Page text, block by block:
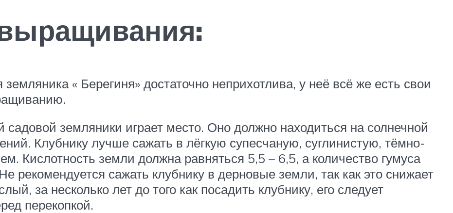
« Берегиня» достаточно неприхотлива, у неё всё же есть свои
земляники играет место. Оно должно находиться на солнечной
Клубнику лучше сажать в лёгкую супесчаную, суглинистую, тёмно-
Кислотность земли должна равняться 5,5 – 6,5, а количество гумуса
рекомендуется сажать клубнику в дерновые земли, так как это снижает
за несколько лет до того как посадить клубнику, его следует
перекопкой.